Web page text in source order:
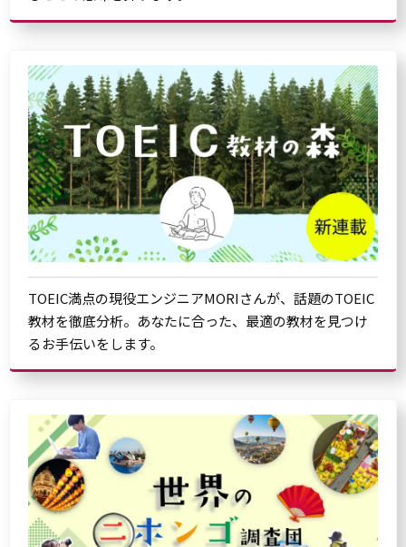
TOEIC満点の現役エンジニアMORIさんが、話題のTOEIC
教材を徹底分析。あなたに合った、最適の教材を見つけ
るお手伝いをします。